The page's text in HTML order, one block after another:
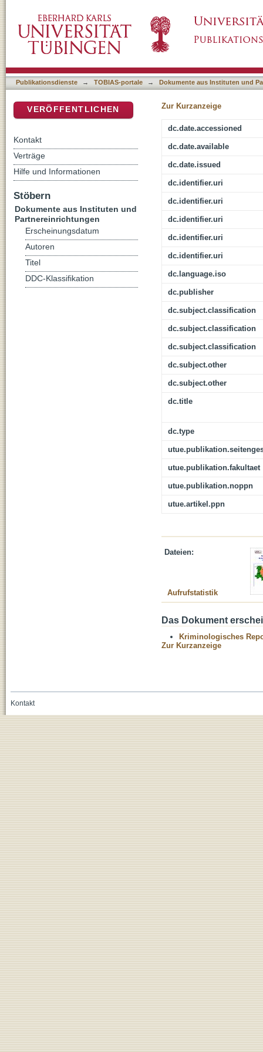
Publikationsdienste → TOBIAS-portale → Dokumente aus Instituten und
Zur Kurzanzeige
dc.date.accessioned
dc.date.available
dc.date.issued
dc.identifier.uri
dc.identifier.uri
dc.identifier.uri
dc.identifier.uri
dc.identifier.uri
dc.language.iso
dc.publisher
dc.subject.classification
dc.subject.classification
dc.subject.classification
dc.subject.other
dc.subject.other
dc.title
dc.type
utue.publikation.fakultaet
utue.publikation.noppn
utue.artikel.ppn
Dateien:
Aufrufstatistik
Das Dokument
Kriminologisches
Zur Kurzanzeige
VERÖFFENTLICHEN
Kontakt
Verträge
Hilfe und Informationen
Stöbern
Dokumente aus Instituten und
Partnereinrichtungen
Erscheinungsdatum
Autoren
Titel
DDC-Klassifikation
Kontakt